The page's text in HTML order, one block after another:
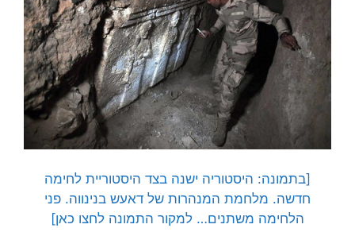
[בתמונה: היסטוריה ישנה בצד היסטוריית לחימה
חדשה. מלחמת המנהרות של דאעש בנינווה. פני
הלחימה משתנים… למקור התמונה לחצו כאן]